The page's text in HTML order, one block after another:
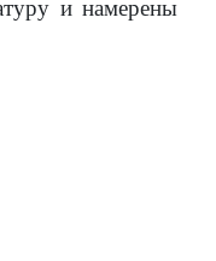
и намерены